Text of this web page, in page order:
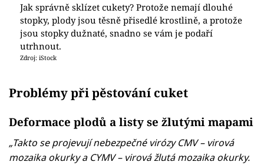
Jak správně sklízet cukety? Protože nemají dlouhé
stopky, plody jsou těsně přisedlé krostlině, a protože
jsou stopky dužnaté, snadno se vám je podaří
utrhnout.
Zdroj: iStock
Problémy při pěstování cuket
Deformace plodů a listy se žlutými mapami
„Takto se projevují nebezpečné virózy CMV – virová
mozaika okurky a CYMV – virová žlutá mozaika okurky.